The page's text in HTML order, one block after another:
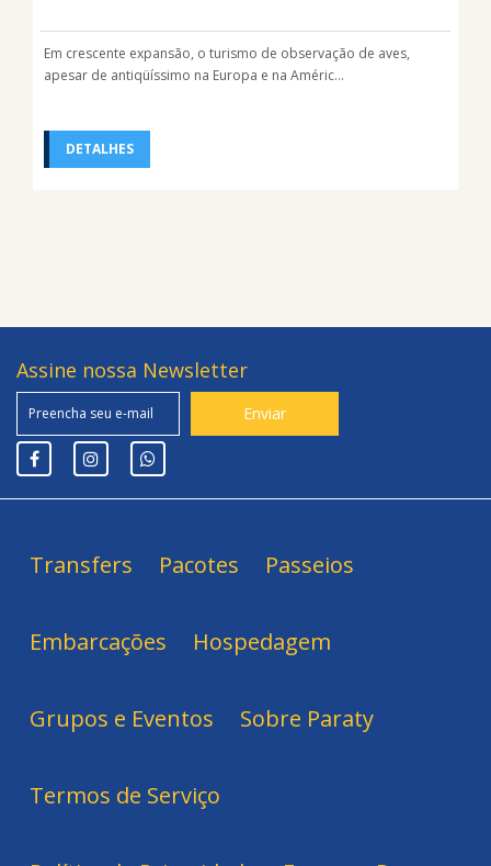
Em crescente expansão, o turismo de observação de aves,
apesar de antiqüíssimo na Europa e na Améric...
DETALHES
Assine nossa Newsletter
Transfers Pacotes Passeios
Embarcações Hospedagem
Grupos e Eventos Sobre Paraty
Termos de Serviço